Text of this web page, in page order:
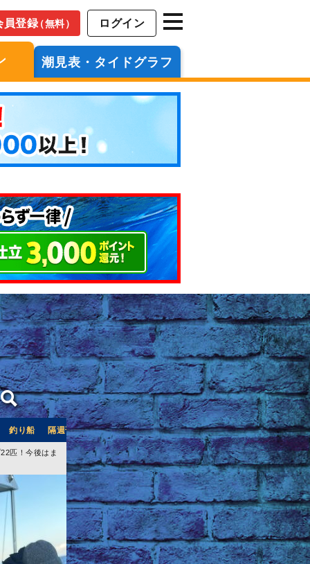
員登録（無料） ログイン
潮見表・タイドグラフ
釣り船 隔週刊つり情報 釣り船予約サイト「釣割」
匹！今後はま